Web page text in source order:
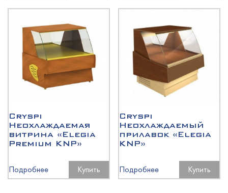
Cryspi
Неохлаждаемая
витрина «Elegia
Premium KNP»
Подробнее Купить
Cryspi
Неохлаждаемый
прилавок «Elegia
KNP»
Подробнее Купить